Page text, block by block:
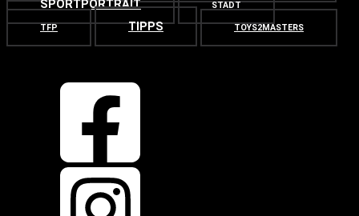
SPORTPORTRAIT STADT
TFP TIPPS TOYS2MASTERS
OBEN